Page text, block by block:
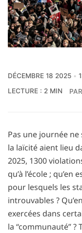
DÉCEMBRE 18 2025
LECTURE : 2 MIN
Pas une journée
la laïcité aient lieu
2025, 1300
qu’à l’école ;
pour lesquels les
introuvables ?
exercées dans
la “communauté” ?